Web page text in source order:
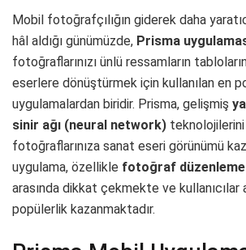
Mobil fotoğrafçılığın giderek daha
hâl aldığı günümüzde, Prisma
fotoğraflarınızı ünlü ressamların
eserlere dönüştürmek için kullanılan en
uygulamalardan biridir. Prisma, gelişmiş
sinir ağı (neural network)
fotoğraflarınıza sanat eseri görünümü
uygulama, özellikle fotoğraf düzenleme
arasında dikkat çekmekte ve kullanıcılar
popülerlik kazanmaktadır.